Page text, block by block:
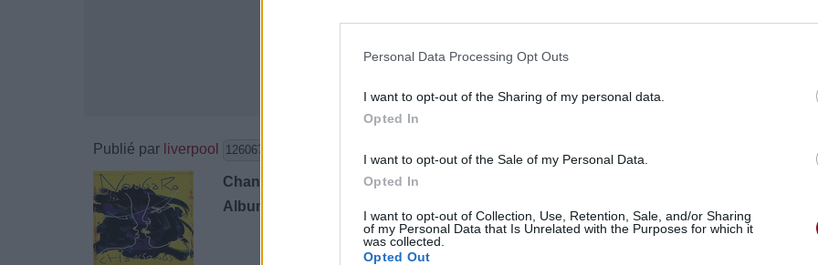
Personal Data Processing Opt Outs
I want to opt-out of the Sharing of my personal data.
Opted In
I want to opt-out of the Sale of my Personal Data.
Opted In
I want to opt-out of Collection, Use, Retention, Sale, and/or Sharing
of my Personal Data that Is Unrelated with the Purposes for which it
was collected.
Opted Out
Publié par liverpool 126067
Chanteurs :
Claude Nougaro
Albums :